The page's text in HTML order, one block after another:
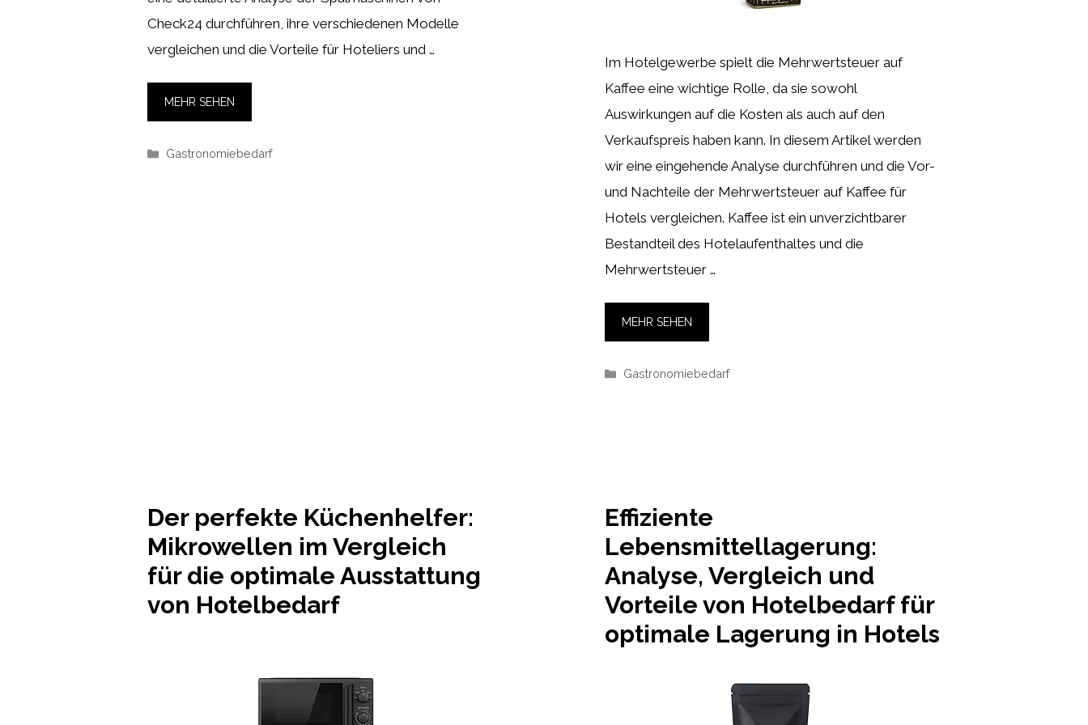
Check24 durchführen, ihre verschiedenen Modelle
vergleichen und die Vorteile für Hoteliers und …
MEHR SEHEN
Kategorien
Gastronomiebedarf
Im Hotelgewerbe spielt die Mehrwertsteuer auf
Kaffee eine wichtige Rolle, da sie sowohl
Auswirkungen auf die Kosten als auch auf den
Verkaufspreis haben kann. In diesem Artikel werden
wir eine eingehende Analyse durchführen und die Vor-
und Nachteile der Mehrwertsteuer auf Kaffee für
Hotels vergleichen. Kaffee ist ein unverzichtbarer
Bestandteil des Hotelaufenthaltes und die
Mehrwertsteuer …
MEHR SEHEN
Kategorien
Gastronomiebedarf
Der perfekte Küchenhelfer:
Mikrowellen im Vergleich
für die optimale Ausstattung
von Hotelbedarf
Effiziente
Lebensmittellagerung:
Analyse, Vergleich und
Vorteile von Hotelbedarf für
optimale Lagerung in Hotels